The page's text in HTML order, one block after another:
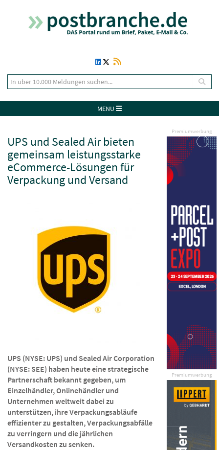
MENU
Premiumwerbung
Premiumwerbung
UPS und Sealed Air bieten
gemeinsam leistungsstarke
eCommerce-Lösungen für
Verpackung und Versand
UPS (NYSE: UPS) und Sealed Air Corporation
(NYSE: SEE) haben heute eine strategische
Partnerschaft bekannt gegeben, um
Einzelhändler, Onlinehändler und
Unternehmen weltweit dabei zu
unterstützen, ihre Verpackungsabläufe
effizienter zu gestalten, Verpackungsabfälle
zu verringern und die jährlichen
Versandkosten zu senken.